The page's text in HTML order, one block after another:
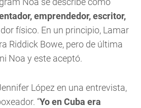
emprendedor, escritor,
físico. En un principio, Lamar
Riddick Bowe, pero de última
Noa y este aceptó.
López en una entrevista,
“Yo en Cuba era